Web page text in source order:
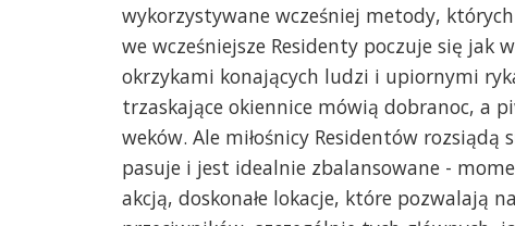
wykorzystywane wcześniej metody,
we wcześniejsze Residenty poczuje się
okrzykami konających ludzi i upiornymi
trzaskające okiennice mówią dobranoc, a
weków. Ale miłośnicy Residentów
pasuje i jest idealnie zbalansowane -
akcją, doskonałe lokacje, które pozwalają